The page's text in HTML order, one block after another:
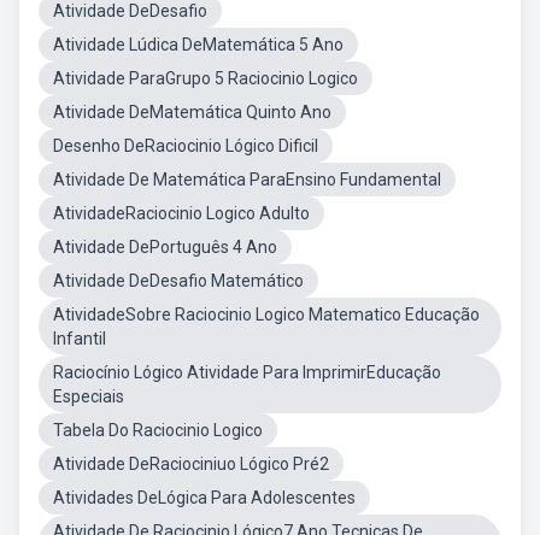
Atividade DeDesafio
Atividade Lúdica DeMatemática 5 Ano
Atividade ParaGrupo 5 Raciocinio Logico
Atividade DeMatemática Quinto Ano
Desenho DeRaciocinio Lógico Dificil
Atividade De Matemática ParaEnsino Fundamental
AtividadeRaciocinio Logico Adulto
Atividade DePortuguês 4 Ano
Atividade DeDesafio Matemático
AtividadeSobre Raciocinio Logico Matematico Educação
Infantil
Raciocínio Lógico Atividade Para ImprimirEducação
Especiais
Tabela Do Raciocinio Logico
Atividade DeRaciociniuo Lógico Pré2
Atividades DeLógica Para Adolescentes